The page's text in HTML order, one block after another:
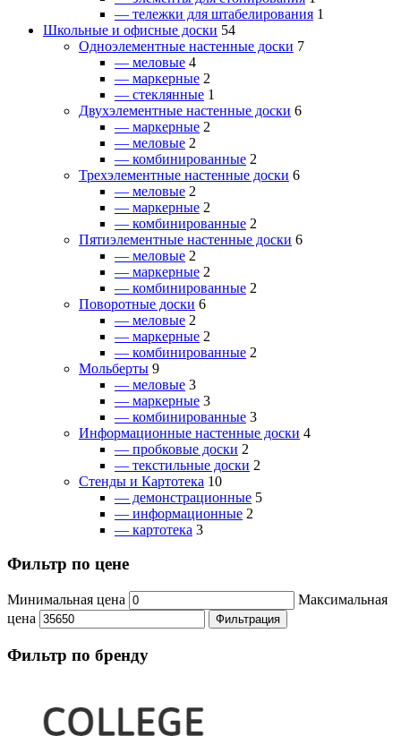
— тележки для штабелирования 1
Школьные и офисные доски 54
Одноэлементные настенные доски 7
— меловые 4
— маркерные 2
— стеклянные 1
Двухэлементные настенные доски 6
— маркерные 2
— меловые 2
— комбинированные 2
Трехэлементные настенные доски 6
— меловые 2
— маркерные 2
— комбинированные 2
Пятиэлементные настенные доски 6
— меловые 2
— маркерные 2
— комбинированные 2
Поворотные доски 6
— меловые 2
— маркерные 2
— комбинированные 2
Мольберты 9
— меловые 3
— маркерные 3
— комбинированные 3
Информационные настенные доски 4
— пробковые доски 2
— текстильные доски 2
Стенды и Картотека 10
— демонстрационные 5
— информационные 2
— картотека 3
Фильтр по цене
Минимальная цена
Максимальная
цена
Фильтрация
Фильтр по бренду